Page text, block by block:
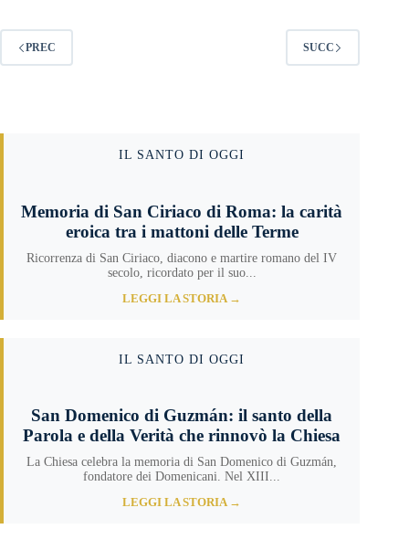
PREC SUCC
IL SANTO DI OGGI
Memoria di San Ciriaco di Roma: la carità
eroica tra i mattoni delle Terme
Ricorrenza di San Ciriaco, diacono e martire romano del IV
secolo, ricordato per il suo...
LEGGI LA STORIA →
IL SANTO DI OGGI
San Domenico di Guzmán: il santo della
Parola e della Verità che rinnovò la Chiesa
La Chiesa celebra la memoria di San Domenico di Guzmán,
fondatore dei Domenicani. Nel XIII...
LEGGI LA STORIA →